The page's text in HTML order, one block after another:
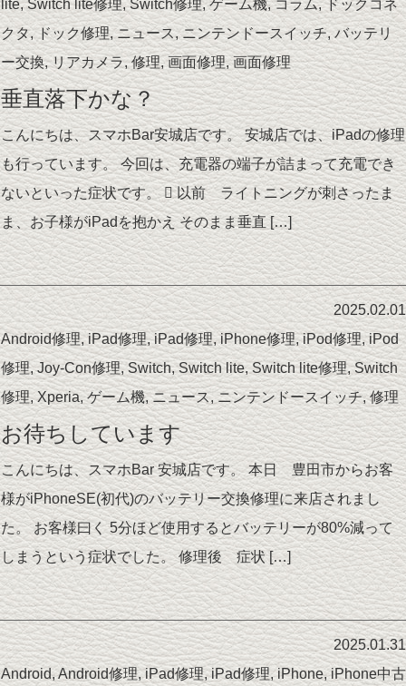
lite,Switch lite修理,Switch修理,ゲーム機,コラム,ドックコネ
クタ,ドック修理,ニュース,ニンテンドースイッチ,バッテリ
ー交換,リアカメラ,修理,画面修理,画面修理
垂直落下かな？
こんにちは、スマホBar安城店です。 安城店では、iPadの修理
も行っています。 今回は、充電器の端子が詰まって充電でき
ないといった症状です。  以前 ライトニングが刺さったま
ま、お子様がiPadを抱かえ そのまま垂直 […]
2025.02.01
Android修理,iPad修理,iPad修理,iPhone修理,iPod修理,iPod
修理,Joy-Con修理,Switch,Switch lite,Switch lite修理,Switch
修理,Xperia,ゲーム機,ニュース,ニンテンドースイッチ,修理
お待ちしています
こんにちは、スマホBar 安城店です。 本日 豊田市からお客
様がiPhoneSE(初代)のバッテリー交換修理に来店されまし
た。 お客様曰く 5分ほど使用するとバッテリーが80%減って
しまうという症状でした。 修理後 症状 […]
2025.01.31
Android,Android修理,iPad修理,iPad修理,iPhone,iPhone中古